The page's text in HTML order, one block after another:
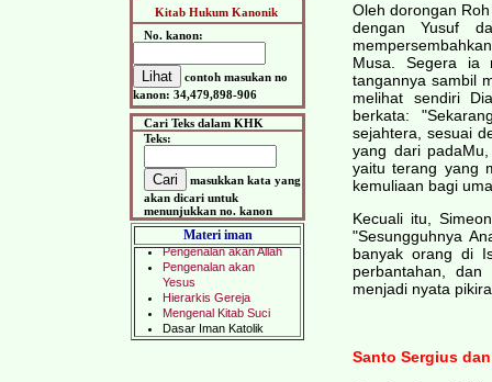
Kitab Hukum Kanonik
No. kanon:
contoh masukan no
kanon: 34,479,898-906
Cari Teks dalam KHK
Teks:
masukkan kata yang
akan dicari untuk
menunjukkan no. kanon
Materi iman
Oleh dorongan
dengan Yusuf
Musa. Segera ia
tangannya sambil
melihat sendiri
berkata:
sejahtera, sesuai
yang dari
yaitu terang yang
kemuliaan bagi
Kecuali itu,
"Sesungguhnya
banyak orang di
perbantahan,
menjadi nyata
Santo Sergius